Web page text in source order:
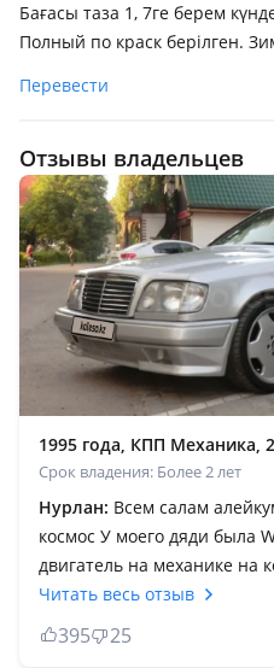
Бағасы таза 1, 7ге берем
Полный по краск берілген.
Перевести
Отзывы владельцев
1995 года, КПП Механика,
Срок владения: Более 2 лет
Нурлан: Всем салам
космос У моего дяди была
двигатель на механике на
его пригнал в 1997 году с
она у нас в семье Хотите
года ездила на родных
Читать весь отзыв
395 25